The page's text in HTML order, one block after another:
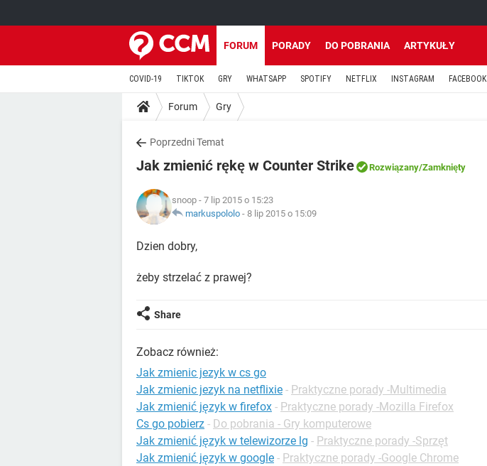
FORUM PORADY DO POBRANIA ARTYKUŁY
COVID-19 TIKTOK GRY WHATSAPP SPOTIFY NETFLIX INSTAGRAM FACEBOOK
Forum Gry
Poprzedni Temat
Jak zmienić rękę w Counter Strike Rozwiązany/Zamknięty
snoop - 7 lip 2015 o 15:23
markuspololo - 8 lip 2015 o 15:09
Dzien dobry,
żeby strzelać z prawej?
Share
Zobacz również:
Jak zmienic jezyk w cs go
Jak zmienic jezyk na netflixie - Praktyczne porady -Multimedia
Jak zmienić język w firefox - Praktyczne porady -Mozilla Firefox
Cs go pobierz - Do pobrania - Gry komputerowe
Jak zmienić język w telewizorze lg - Praktyczne porady -Sprzęt
Jak zmienić język w google - Praktyczne porady -Google Chrome